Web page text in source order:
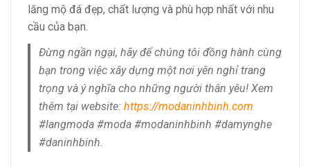
lăng mộ đá đẹp, chất lượng và phù hợp nhất với nhu
cầu của bạn.
Đừng ngần ngại, hãy để chúng tôi đồng hành cùng
bạn trong việc xây dựng một nơi yên nghỉ trang
trọng và ý nghĩa cho những người thân yêu! Xem
thêm tại website:https://modaninhbinh.com
#langmoda #moda #modaninhbinh #damynghe
#daninhbinh.